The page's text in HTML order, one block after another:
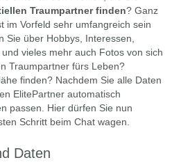
Traumpartner finden? Ganz
im Vorfeld sehr umfangreich sein
Sie über Hobbys, Interessen,
vieles mehr auch Fotos von sich
Traumpartner fürs Leben?
finden? Nachdem Sie alle Daten
ElitePartner automatisch
passen. Hier dürfen Sie nun
Schritt beim Chat wagen.
Daten